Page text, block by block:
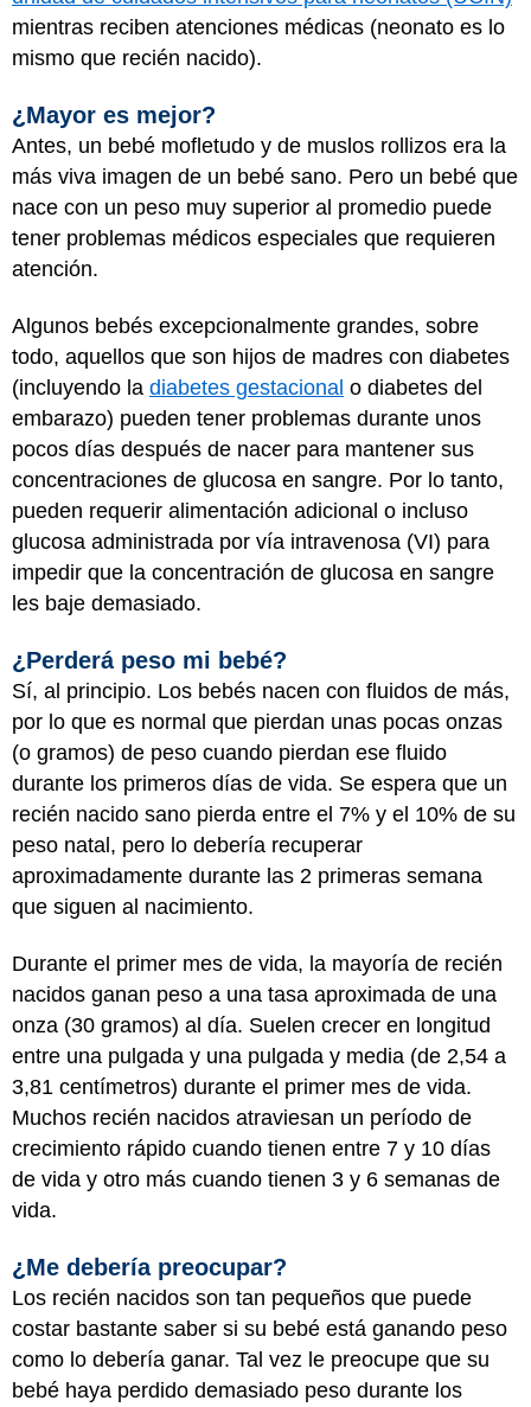
mientras reciben atenciones médicas (neonato es lo
mismo que recién nacido).
¿Mayor es mejor?
Antes, un bebé mofletudo y de muslos rollizos era la
más viva imagen de un bebé sano. Pero un bebé que
nace con un peso muy superior al promedio puede
tener problemas médicos especiales que requieren
atención.
Algunos bebés excepcionalmente grandes, sobre
todo, aquellos que son hijos de madres con diabetes
(incluyendo la diabetes gestacional o diabetes del
embarazo) pueden tener problemas durante unos
pocos días después de nacer para mantener sus
concentraciones de glucosa en sangre. Por lo tanto,
pueden requerir alimentación adicional o incluso
glucosa administrada por vía intravenosa (VI) para
impedir que la concentración de glucosa en sangre
les baje demasiado.
¿Perderá peso mi bebé?
Sí, al principio. Los bebés nacen con fluidos de más,
por lo que es normal que pierdan unas pocas onzas
(o gramos) de peso cuando pierdan ese fluido
durante los primeros días de vida. Se espera que un
recién nacido sano pierda entre el 7% y el 10% de su
peso natal, pero lo debería recuperar
aproximadamente durante las 2 primeras semana
que siguen al nacimiento.
Durante el primer mes de vida, la mayoría de recién
nacidos ganan peso a una tasa aproximada de una
onza (30 gramos) al día. Suelen crecer en longitud
entre una pulgada y una pulgada y media (de 2,54 a
3,81 centímetros) durante el primer mes de vida.
Muchos recién nacidos atraviesan un período de
crecimiento rápido cuando tienen entre 7 y 10 días
de vida y otro más cuando tienen 3 y 6 semanas de
vida.
¿Me debería preocupar?
Los recién nacidos son tan pequeños que puede
costar bastante saber si su bebé está ganando peso
como lo debería ganar. Tal vez le preocupe que su
bebé haya perdido demasiado peso durante los